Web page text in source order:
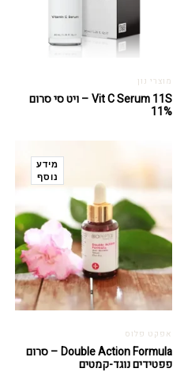
מוצרי נון
Vit C Serum 11S – ויט סי סרום
11%
מידע
נוסף
אפקט פלוס
Double Action Formula – סרום
פפטידים נוגד-קמטים